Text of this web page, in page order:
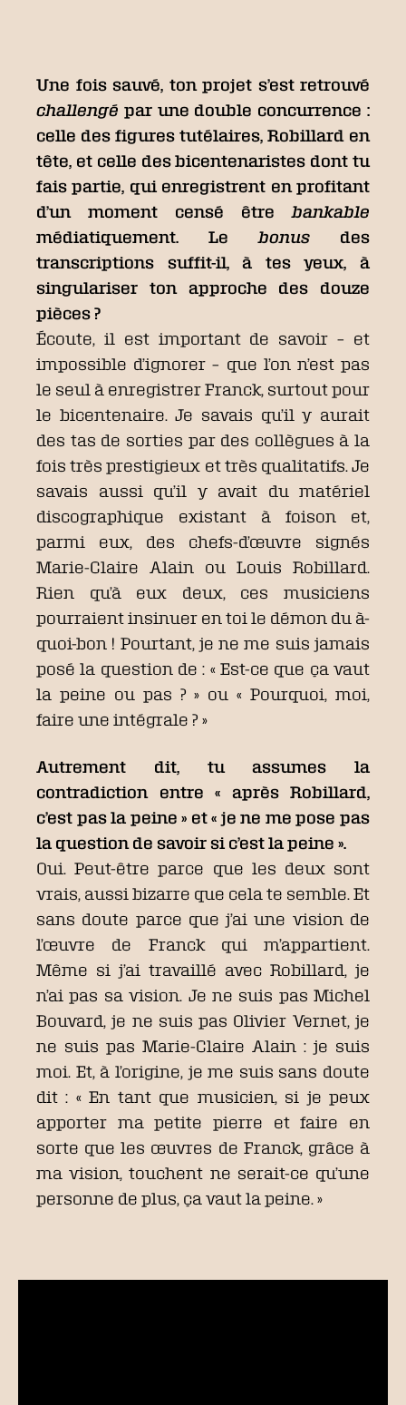
Une fois sauvé, ton projet s’est retrouvé
challengé par une double concurrence :
celle des figures tutélaires, Robillard en
tête, et celle des bicentenaristes dont tu
fais partie, qui enregistrent en profitant
d’un moment censé êtrebankable
médiatiquement. Lebonus des
transcriptions suffit-il, à tes yeux, à
singulariser ton approche des douze
pièces ?
Écoute, il est important de savoir – et
impossible d’ignorer – que l’on n’est pas
le seul à enregistrer Franck, surtout pour
le bicentenaire. Je savais qu’il y aurait
des tas de sorties par des collègues à la
fois très prestigieux et très qualitatifs. Je
savais aussi qu’il y avait du matériel
discographique existant à foison et,
parmi eux, des chefs-d’œuvre signés
Marie-Claire Alain ou Louis Robillard.
Rien qu’à eux deux, ces musiciens
pourraient insinuer en toi le démon du à-
quoi-bon ! Pourtant, je ne me suis jamais
posé la question de : « Est-ce que ça vaut
la peine ou pas ? » ou « Pourquoi, moi,
faire une intégrale ? »
Autrement dit, tu assumes la
contradiction entre « après Robillard,
c’est pas la peine » et « je ne me pose pas
la question de savoir si c’est la peine ».
Oui. Peut-être parce que les deux sont
vrais, aussi bizarre que cela te semble. Et
sans doute parce que j’ai une vision de
l’œuvre de Franck qui m’appartient.
Même si j’ai travaillé avec Robillard, je
n’ai pas sa vision. Je ne suis pas Michel
Bouvard, je ne suis pas Olivier Vernet, je
ne suis pas Marie-Claire Alain : je suis
moi. Et, à l’origine, je me suis sans doute
dit : « En tant que musicien, si je peux
apporter ma petite pierre et faire en
sorte que les œuvres de Franck, grâce à
ma vision, touchent ne serait-ce qu’une
personne de plus, ça vaut la peine. »